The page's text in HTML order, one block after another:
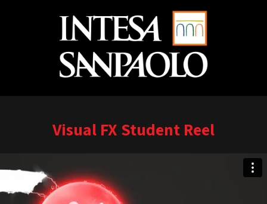
Visual FX Student Reel